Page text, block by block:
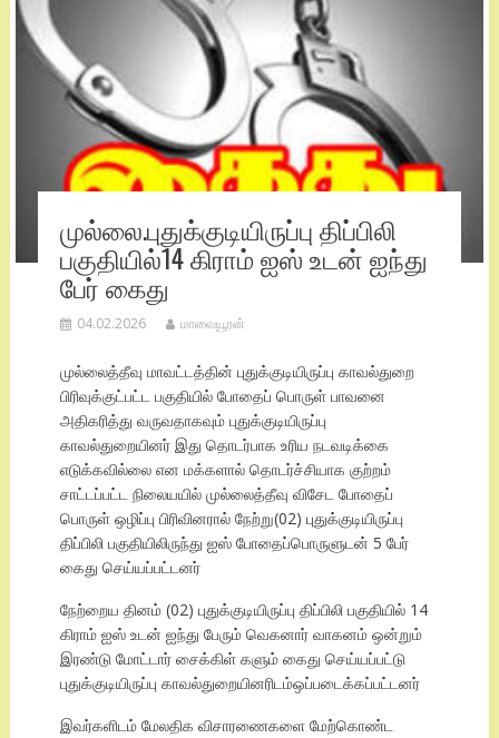
முல்லை.புதுக்குடியிருப்பு திப்பிலி
பகுதியில்14 கிராம் ஐஸ் உடன் ஐந்து
பேர் கைது
04.02.2026 மாவையூரன்
முல்லைத்தீவு மாவட்டத்தின் புதுக்குடியிருப்பு காவல்துறை
பிரிவுக்குட்பட்ட பகுதியில் போதைப் பொருள் பாவனை
அதிகரித்து வருவதாகவும் புதுக்குடியிருப்பு
காவல்துறையினர் இது தொடர்பாக உரிய நடவடிக்கை
எடுக்கவில்லை என மக்களால் தொடர்ச்சியாக குற்றம்
சாட்டப்பட்ட நிலையயில் முல்லைத்தீவு விசேட போதைப்
பொருள் ஒழிப்பு பிரிவினரால் நேற்று(02) புதுக்குடியிருப்பு
திப்பிலி பகுதியிலிருந்து ஐஸ் போதைப்பொருளுடன் 5 பேர்
கைது செய்யப்பட்டனர்
நேற்றைய தினம் (02) புதுக்குடியிருப்பு திப்பிலி பகுதியில் 14
கிராம் ஐஸ் உடன் ஐந்து பேரும் வெகனார் வாகனம் ஒன்றும்
இரண்டு மோட்டார் சைக்கிள் களும் கைது செய்யப்பட்டு
புதுக்குடியிருப்பு காவல்துறையினரிடம்ஒப்படைக்கப்பட்டனர்
இவர்களிடம் மேலதிக விசாரணைகளை மேற்கொண்ட